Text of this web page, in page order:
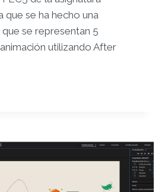
que se ha hecho una
se representan 5
utilizando After